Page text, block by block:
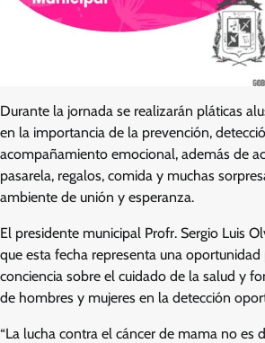
Durante la jornada se realizarán pláticas
en la importancia de la prevención,
acompañamiento emocional, además de
pasarela, regalos, comida y muchas
ambiente de unión y esperanza.
El presidente municipal Profr. Sergio Luis
que esta fecha representa una
conciencia sobre el cuidado de la salud y
de hombres y mujeres en la detección
“La lucha contra el cáncer de mama no es